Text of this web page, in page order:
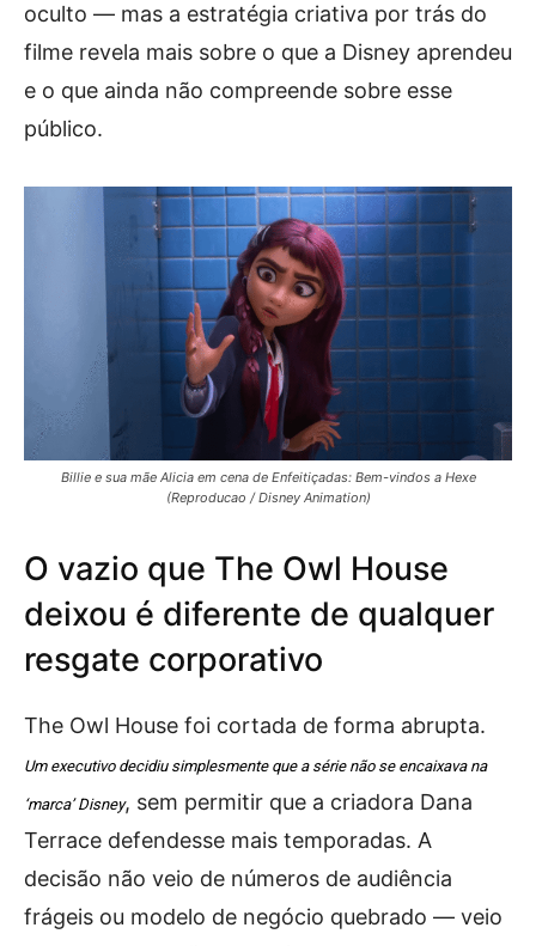
oculto — mas a estratégia criativa por trás do
filme revela mais sobre o que a Disney aprendeu
e o que ainda não compreende sobre esse
público.
Billie e sua mãe Alicia em cena de Enfeitiçadas: Bem-vindos a Hexe
(Reproducao / Disney Animation)
O vazio que The Owl House
deixou é diferente de qualquer
resgate corporativo
The Owl House foi cortada de forma abrupta.
Um executivo decidiu simplesmente que a série não se encaixava na
‘marca’ Disney, sem permitir que a criadora Dana
Terrace defendesse mais temporadas. A
decisão não veio de números de audiência
frágeis ou modelo de negócio quebrado — veio